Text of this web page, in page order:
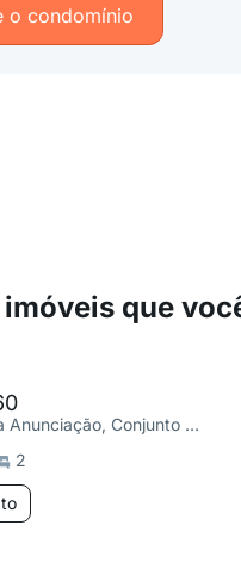
o condomínio
que
R. Daniel da Anunciação, Conjunto Habitacional Teotonio Vilela
2